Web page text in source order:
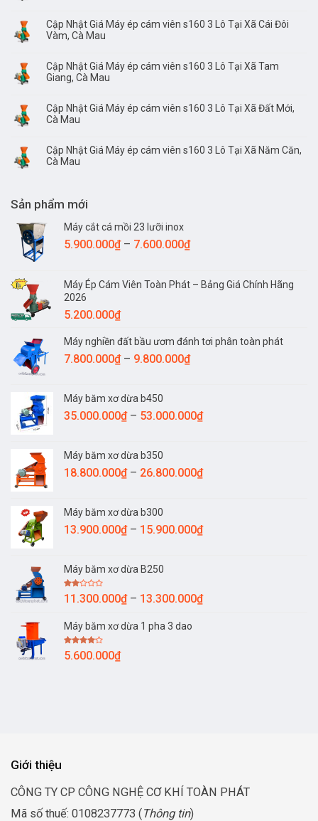
Cập Nhật Giá Máy ép cám viên s160 3 Lô Tại Xã Cái Đôi
Vàm, Cà Mau
Cập Nhật Giá Máy ép cám viên s160 3 Lô Tại Xã Tam
Giang, Cà Mau
Cập Nhật Giá Máy ép cám viên s160 3 Lô Tại Xã Đất Mới,
Cà Mau
Cập Nhật Giá Máy ép cám viên s160 3 Lô Tại Xã Năm Căn,
Cà Mau
Sản phẩm mới
Máy cắt cá mồi 23 lưỡi inox
5.900.000₫ – 7.600.000₫Khoảng
5.900.000₫
Máy Ép Cám Viên Toàn Phát – Bảng Giá Chính Hãng
2026
5.200.000₫
Máy nghiền đất bầu ươm đánh tơi phân toàn phát
7.800.000₫ – 9.800.000₫Khoảng
đến
Máy băm xơ dừa b450
35.000.000₫ – 53.000.000₫Khoảng
đến
Máy băm xơ dừa b350
18.800.000₫ – 26.800.000₫Khoảng
đến
Máy băm xơ dừa b300
13.900.000₫ – 15.900.000₫Khoảng
15.900.000₫
Máy băm xơ dừa B250
Được
xếp
5
11.300.000₫ – 13.300.000₫Khoảng
Máy băm xơ dừa 1 pha 3 dao
Được
xếp
5.600.000₫
Giới thiệu
CÔNG TY CP CÔNG NGHỆ CƠ KHÍ TOÀN PHÁT
Mã số thuế: 0108237773 (Thông tin)